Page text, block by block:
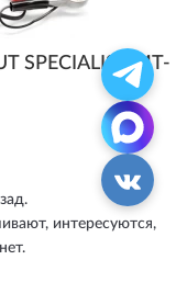
SPECIALIST MT-
интересуются,